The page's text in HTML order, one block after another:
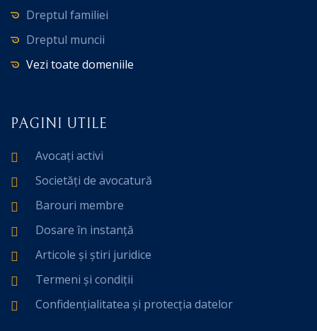
Dreptul familiei
Dreptul muncii
Vezi toate domeniile
PAGINI UTILE
Avocați activi
Societăți de avocatură
Barouri membre
Dosare în instanță
Articole și știri juridice
Termeni și condiții
Confidențialitatea și protecția datelor